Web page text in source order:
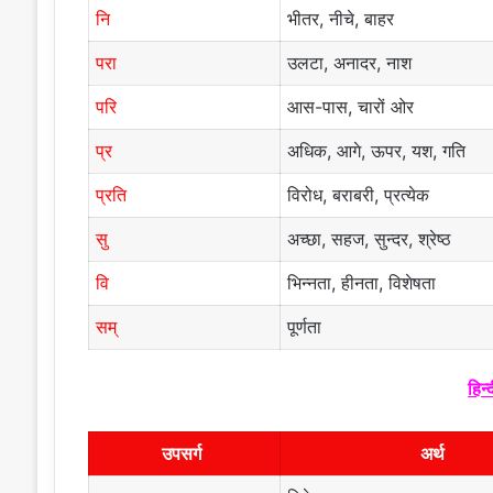
नि
भीतर, नीचे, बाहर
परा
उलटा, अनादर, नाश
परि
आस-पास, चारों ओर
प्र
अधिक, आगे, ऊपर, यश, गति
प्रति
विरोध, बराबरी, प्रत्येक
सु
अच्छा, सहज, सुन्दर, श्रेष्ठ
वि
भिन्नता, हीनता, विशेषता
सम्
पूर्णता
उपसर्ग
अर्थ